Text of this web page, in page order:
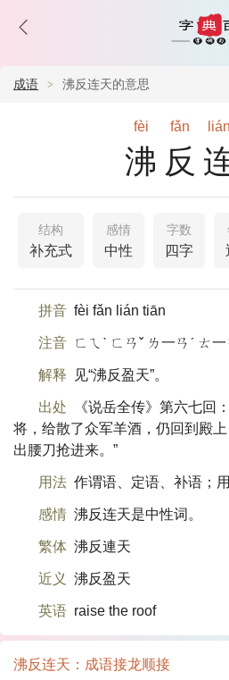
成语 沸反连天的意思
fèi fǎn lián
沸反
结构
补充式
感情
中性
字数
四字
拼音 fèi fǎn lián tiān
注音 ㄈㄟˋ ㄈㄢˇ ㄌ一ㄢˊ ㄊ一
解释 见“沸反盈天”。
出处
《说岳全传》第六七回
将，给散了众军羊酒，仍回到殿
出腰刀抢进来。”
用法 作谓语、定语、补语；
感情 沸反连天是中性词。
繁体 沸反連天
近义 沸反盈天
英语 raise the roof
沸反连天：成语接龙顺接